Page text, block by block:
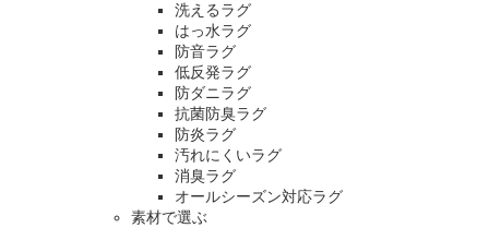
洗えるラグ
はっ水ラグ
防音ラグ
低反発ラグ
防ダニラグ
抗菌防臭ラグ
防炎ラグ
汚れにくいラグ
消臭ラグ
オールシーズン対応ラグ
素材で選ぶ